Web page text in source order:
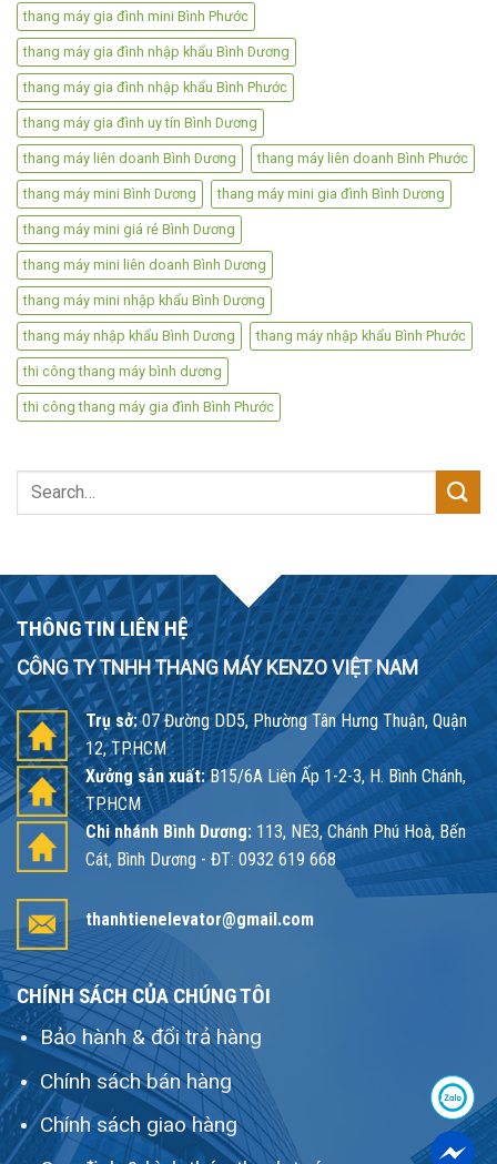
thang máy gia đình mini Bình Phước
thang máy gia đình nhập khẩu Bình Dương
thang máy gia đình nhập khẩu Bình Phước
thang máy gia đình uy tín Bình Dương
thang máy liên doanh Bình Dương thang máy liên doanh Bình Phước
thang máy mini Bình Dương thang máy mini gia đình Bình Dương
thang máy mini giá rẻ Bình Dương
thang máy mini liên doanh Bình Dương
thang máy mini nhập khẩu Bình Dương
thang máy nhập khẩu Bình Dương thang máy nhập khẩu Bình Phước
thi công thang máy bình dương
thi công thang máy gia đình Bình Phước
Search
THÔNG TIN LIÊN HỆ
CÔNG TY TNHH THANG MÁY KENZO VIỆT NAM
Trụ sở:07 Đường DD5, Phường Tân Hưng Thuận, Quận
12, TP.HCM
Xưởng sản xuất:B15/6A Liên Ấp 1-2-3, H. Bình Chánh,
TP.HCM
Chi nhánh Bình Dương: 113, NE3, Chánh Phú Hoà, Bến
Cát, Bình Dương - ĐT: 0932 619 668
thanhtienelevator@gmail.com
CHÍNH SÁCH CỦA CHÚNG TÔI
Bảo hành & đổi trả hàng
Chính sách bán hàng
Chính sách giao hàng